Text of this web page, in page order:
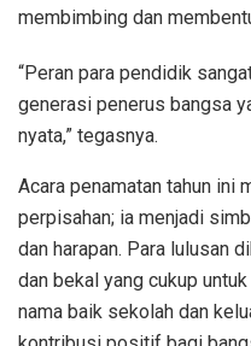
membimbing dan
“Peran para pendidik
generasi penerus bangsa
nyata,” tegasnya.
Acara penamatan tahun ini
perpisahan; ia menjadi
dan harapan. Para lulusan
dan bekal yang cukup
nama baik sekolah dan